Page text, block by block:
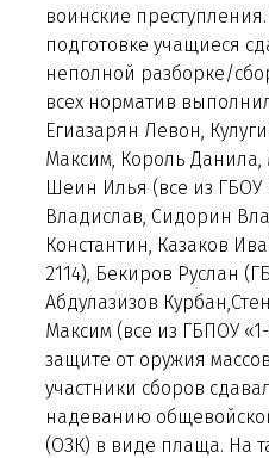
воинские
подготовке учащиеся
неполной разборке/
всех норматив
Егиазарян Левон,
Максим, Король
Шеин Илья (все из
Владислав, Сидорин
Константин, Казаков
2114), Бекиров Руслан
Абдулазизов
Максим (все из ГБПОУ
защите от оружия
участники сборов
надеванию
(ОЗК) в виде плаща. На